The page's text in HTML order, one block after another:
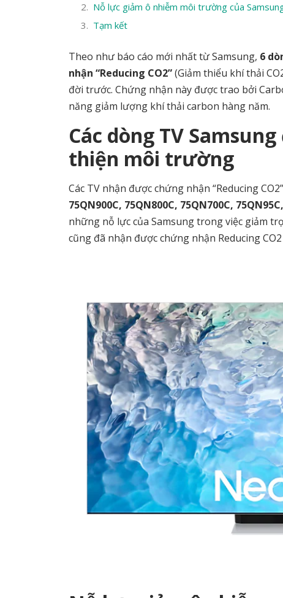
Nỗ lực giảm ô nhiễm môi trường của
Tạm kết
Theo như báo cáo mới nhất từ Samsung, 6
nhận “Reducing CO2”(Giảm thiểu khí thải
đời trước. Chứng nhận này được trao bởi
năng giảm lượng khí thải carbon hàng năm.
Các dòng TV
thiện môi trường
Các TV nhận được chứng nhận “Reducing
75QN900C, 75QN800C, 75QN700C,
những nỗ lực của Samsung trong việc giảm
cũng đã nhận được chứng nhận Reducing